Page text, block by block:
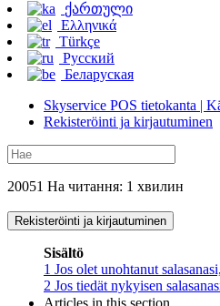
ქართული
Ελληνικά
Türkçe
Русский
Беларуская
Skyservice POS tietokanta |
Rekisteröinti ja kirjautuminen
20051 На читання: 1 хвилин
Rekisteröinti ja kirjautuminen
Sisältö
1 Jos olet unohtanut
2 Jos tiedät nykyisen
Articles in this section